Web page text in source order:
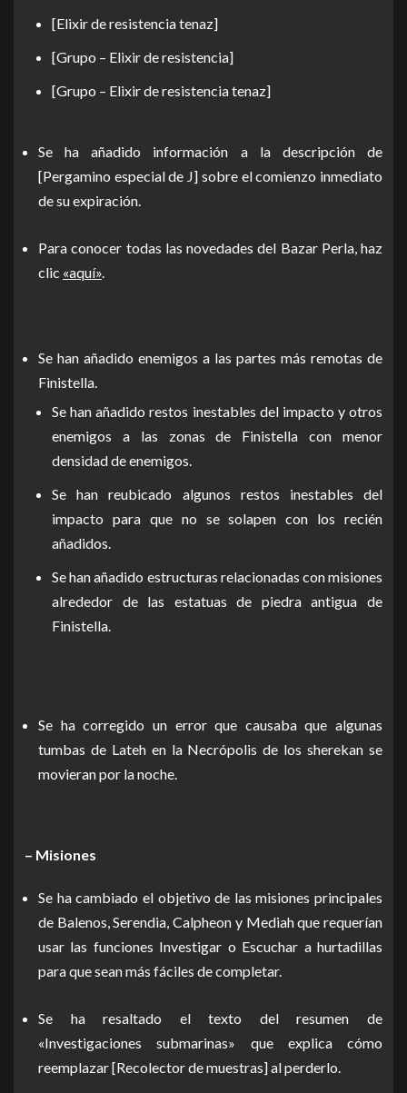
[Elixir de resistencia tenaz]
[Grupo – Elixir de resistencia]
[Grupo – Elixir de resistencia tenaz]
Se ha añadido información a la descripción de
[Pergamino especial de J] sobre el comienzo inmediato
de su expiración.
Para conocer todas las novedades del Bazar Perla, haz
clic «aquí».
Se han añadido enemigos a las partes más remotas de
Finistella.
Se han añadido restos inestables del impacto y otros
enemigos a las zonas de Finistella con menor
densidad de enemigos.
Se han reubicado algunos restos inestables del
impacto para que no se solapen con los recién
añadidos.
Se han añadido estructuras relacionadas con misiones
alrededor de las estatuas de piedra antigua de
Finistella.
Se ha corregido un error que causaba que algunas
tumbas de Lateh en la Necrópolis de los sherekan se
movieran por la noche.
– Misiones
Se ha cambiado el objetivo de las misiones principales
de Balenos, Serendia, Calpheon y Mediah que requerían
usar las funciones Investigar o Escuchar a hurtadillas
para que sean más fáciles de completar.
Se ha resaltado el texto del resumen de
«Investigaciones submarinas» que explica cómo
reemplazar [Recolector de muestras] al perderlo.